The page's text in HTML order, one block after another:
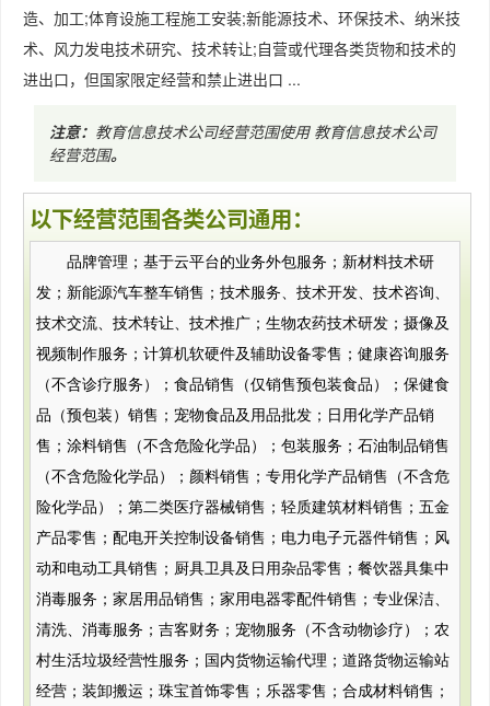
造、加工;体育设施工程施工安装;新能源技术、环保技术、纳米技
术、风力发电技术研究、技术转让;自营或代理各类货物和技术的
进出口，但国家限定经营和禁止进出口 ...
注意： 教育信息技术公司经营范围使用 教育信息技术公司
经营范围。
以下经营范围各类公司通用：
品牌管理；基于云平台的业务外包服务；新材料技术研
发；新能源汽车整车销售；技术服务、技术开发、技术咨询、
技术交流、技术转让、技术推广；生物农药技术研发；摄像及
视频制作服务；计算机软硬件及辅助设备零售；健康咨询服务
（不含诊疗服务）；食品销售（仅销售预包装食品）；保健食
品（预包装）销售；宠物食品及用品批发；日用化学产品销
售；涂料销售（不含危险化学品）；包装服务；石油制品销售
（不含危险化学品）；颜料销售；专用化学产品销售（不含危
险化学品）；第二类医疗器械销售；轻质建筑材料销售；五金
产品零售；配电开关控制设备销售；电力电子元器件销售；风
动和电动工具销售；厨具卫具及日用杂品零售；餐饮器具集中
消毒服务；家居用品销售；家用电器零配件销售；专业保洁、
清洗、消毒服务；吉客财务；宠物服务（不含动物诊疗）；农
村生活垃圾经营性服务；国内货物运输代理；道路货物运输站
经营；装卸搬运；珠宝首饰零售；乐器零售；合成材料销售；